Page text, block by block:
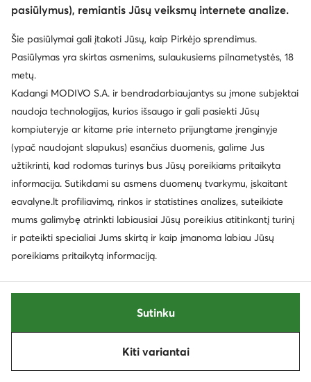
EXTRA -25% Kodas: SUMMER
Basutės · Rožinė
44,99€
EXTRA -25% Kodas: SUMMER
Basutės · Tamsiai mėlyna
31,99€
weCare
Go Soft
Beverly Hills Polo Club
pasiūlymus), remiantis Jūsų veiksmų internete analize.
Šie pasiūlymai gali įtakoti Jūsų, kaip Pirkėjo sprendimus.
Pasiūlymas yra skirtas asmenims, sulaukusiems pilnametystės, 18
metų.
Kadangi MODIVO S.A. ir bendradarbiaujantys su įmone subjektai
naudoja technologijas, kurios išsaugo ir gali pasiekti Jūsų
kompiuteryje ar kitame prie interneto prijungtame įrenginyje
(ypač naudojant slapukus) esančius duomenis, galime Jus
užtikrinti, kad rodomas turinys bus Jūsų poreikiams pritaikyta
informacija. Sutikdami su asmens duomenų tvarkymu, įskaitant
eavalyne.lt profiliavimą, rinkos ir statistines analizes, suteikiate
mums galimybę atrinkti labiausiai Jūsų poreikius atitinkantį turinį
ir pateikti specialiai Jums skirtą ir kaip įmanoma labiau Jūsų
poreikiams pritaikytą informaciją.
Kiti variantai
Sutinku